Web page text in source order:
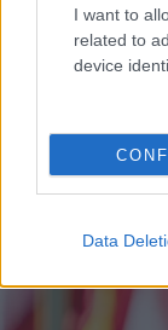
I want to
related to
device
Data
Πάρος: Τα
ναυαγοσώστη
09.08.2026